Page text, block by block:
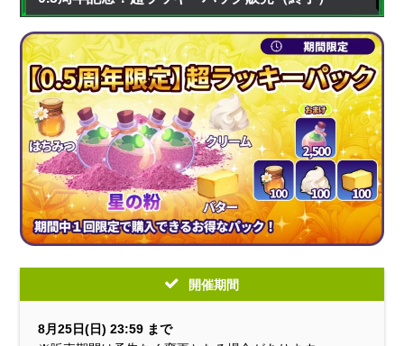
開催期間
8月25日(日) 23:59 まで